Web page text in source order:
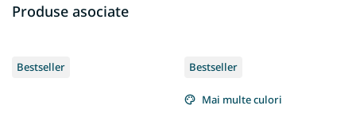
Produse asociate
Bestseller Bestseller
Mai multe culori